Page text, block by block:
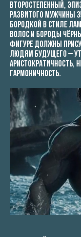
второстепенный,
развитого мужчины
бородкой в стиле
волос и бороды
фигуре должны
людям будущего –
аристократичность,
гармоничность.